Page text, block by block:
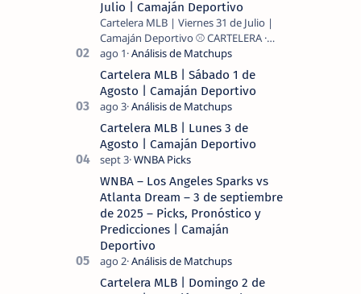
Julio | Camaján Deportivo
Cartelera MLB | Viernes 31 de Julio |
Camaján Deportivo ⚾ CARTELERA ·
MLB 2026 ⚾ MI LECTURA DEL DÍA …
Cartelera MLB | Sábado 1 de
Agosto | Camaján Deportivo
Cartelera MLB | Lunes 3 de
Agosto | Camaján Deportivo
WNBA – Los Angeles Sparks vs
Atlanta Dream – 3 de septiembre
de 2025 – Picks, Pronóstico y
Predicciones | Camaján
Deportivo
Cartelera MLB | Domingo 2 de